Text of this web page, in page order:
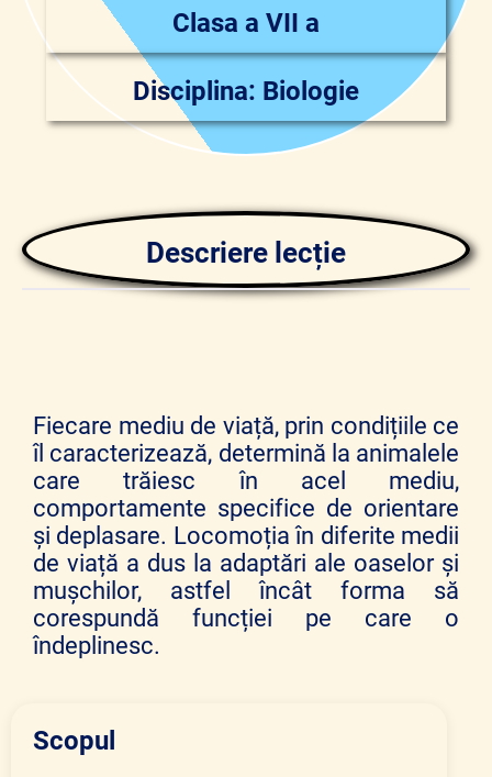
Clasa a VII a
Disciplina: Biologie
Descriere lecție
Fiecare mediu de viață, prin condițiile ce
îl caracterizează, determină la animalele
care trăiesc în acel mediu,
comportamente specifice de orientare
și deplasare. Locomoția în diferite medii
de viață a dus la adaptări ale oaselor și
mușchilor, astfel încât forma să
corespundă funcției pe care o
îndeplinesc.
Scopul